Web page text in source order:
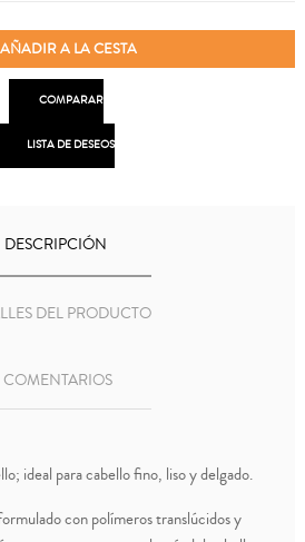
AÑADIR A LA CESTA
COMPARAR
LISTA DE DESEOS
DESCRIPCIÓN
DEL PRODUCTO
COMENTARIOS
ideal para cabello fino, liso y delgado.
con polímeros translúcidos y